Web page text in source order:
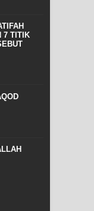
7 TITIK